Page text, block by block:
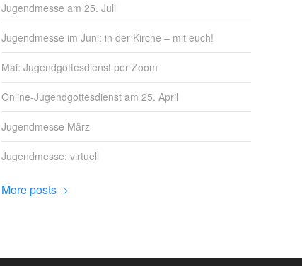
Jugendmesse am 25. Juli
Jugendmesse im Juni: in der Kirche – mit euch!
Mai: Jugendgottesdienst per Zoom
Online-Jugendgottesdienst am 25. April
Jugendmesse März
Jugendmesse: virtuell
More posts